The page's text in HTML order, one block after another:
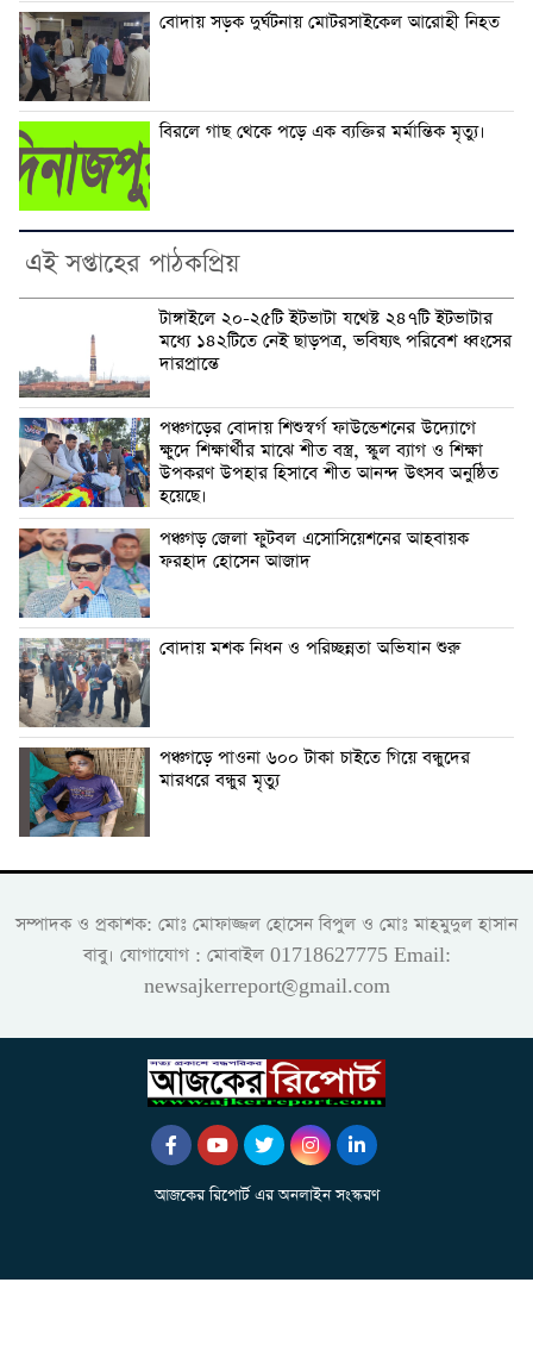
বোদায় সড়ক দুর্ঘটনায় মোটরসাইকেল আরোহী নিহত
বিরলে গাছ থেকে পড়ে এক ব্যক্তির মর্মান্তিক মৃত্যু।
এই সপ্তাহের পাঠকপ্রিয়
টাঙ্গাইলে ২০-২৫টি ইটভাটা যথেষ্ট ২৪৭টি ইটভাটার
মধ্যে ১৪২টিতে নেই ছাড়পত্র, ভবিষ্যৎ পরিবেশ ধ্বংসের
দারপ্রান্তে
পঞ্চগড়ের বোদায় শিশুস্বর্গ ফাউন্ডেশনের উদ্যোগে
ক্ষুদে শিক্ষার্থীর মাঝে শীত বস্ত্র, স্কুল ব্যাগ ও শিক্ষা
উপকরণ উপহার হিসাবে শীত আনন্দ উৎসব অনুষ্ঠিত
হয়েছে।
পঞ্চগড় জেলা ফুটবল এসোসিয়েশনের আহবায়ক
ফরহাদ হোসেন আজাদ
বোদায় মশক নিধন ও পরিচ্ছন্নতা অভিযান শুরু
পঞ্চগড়ে পাওনা ৬০০ টাকা চাইতে গিয়ে বন্ধুদের
মারধরে বন্ধুর মৃত্যু
সম্পাদক ও প্রকাশক: মোঃ মোফাজ্জল হোসেন বিপুল ও মোঃ মাহমুদুল হাসান
বাবু। যোগাযোগ : মোবাইল 01718627775 Email:
newsajkerreport@gmail.com
আজকের রিপোর্ট এর অনলাইন সংস্করণ